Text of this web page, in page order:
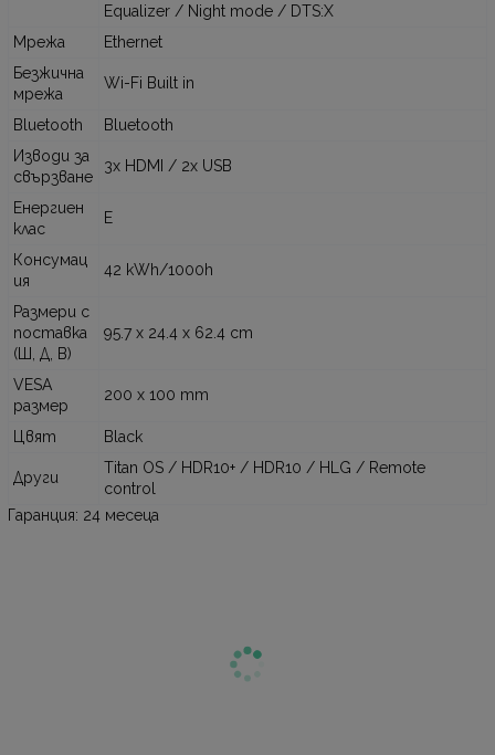
Equalizer / Night mode / DTS:X
Мрежа
Ethernet
Безжична
мрежа
Wi-Fi Built in
Bluetooth
Bluetooth
Изводи за
свързване
3x HDMI / 2x USB
Енергиен
клас
E
Консумац
ия
42 kWh/1000h
Размери с
поставка
(Ш, Д, В)
95.7 x 24.4 x 62.4 cm
VESA
размер
200 x 100 mm
Цвят Black
Други
Titan OS / HDR10+ / HDR10 / HLG / Remote
control
Гаранция: 24 месеца